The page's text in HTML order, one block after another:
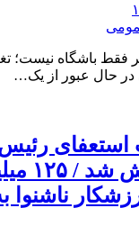
فقط باشگاه نیست؛
حال عبور از یک…